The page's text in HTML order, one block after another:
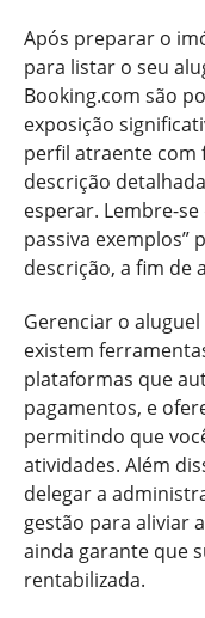
Após preparar o
para listar o seu
Booking.com são
exposição
perfil atraente com
descrição
esperar. Lembre-
passiva exemplos”
descrição, a fim de
Gerenciar o
existem
plataformas que
pagamentos, e
permitindo que
atividades. Além
delegar a
gestão para aliviar
ainda garante que
rentabilizada.